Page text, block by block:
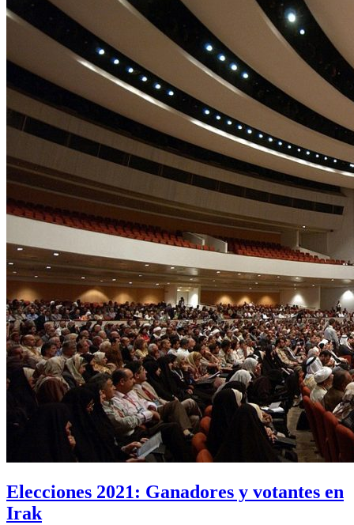
Elecciones 2021: Ganadores y votantes en
Irak